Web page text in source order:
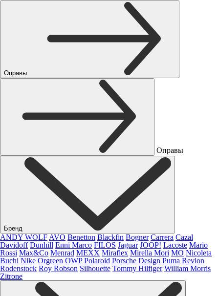
Оправы
Оправы
Бренд
ANDY WOLF AVO Benetton Blackfin Bogner Carrera Cazal
Davidoff Dunhill Enni Marco FILOS Jaguar JOOP! Lacoste Mario
Rossi Max&Co Menrad MEXX Miraflex Mirella Mori MO Nicoleta
Buchi Nike Orgreen OWP Polaroid Porsche Design Puma Revlon
Rodenstock Roy Robson Silhouette Tommy Hilfiger William Morris
Zitrone